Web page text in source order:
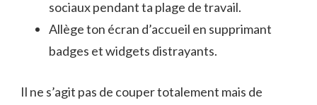
sociaux pendant ta plage de travail.
Allège ton écran d’accueil en supprimant
badges et widgets distrayants.
Il ne s’agit pas de couper totalement mais de